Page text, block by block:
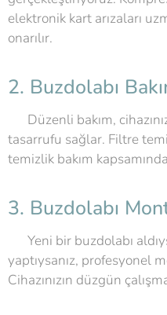
elektronik kart arızaları
onarılır.
2. Buzdolabı
🧽 Düzenli bakım,
tasarrufu sağlar. Filtre
temizlik bakım
3. Buzdolabı
📦 Yeni bir buzdolabı
yaptıysanız, profesyonel
Cihazınızın düzgün